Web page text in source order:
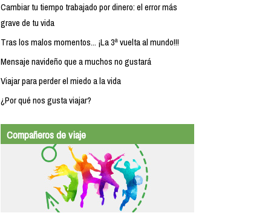
Cambiar tu tiempo trabajado por dinero: el error más
grave de tu vida
Tras los malos momentos... ¡La 3ª vuelta al mundo!!!
Mensaje navideño que a muchos no gustará
Viajar para perder el miedo a la vida
¿Por qué nos gusta viajar?
Compañeros de viaje